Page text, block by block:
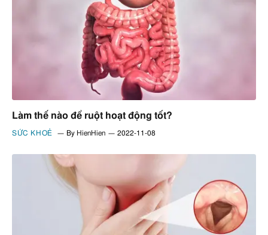
Làm thế nào để ruột hoạt động tốt?
SỨC KHOẺ By HienHien 2022-11-08